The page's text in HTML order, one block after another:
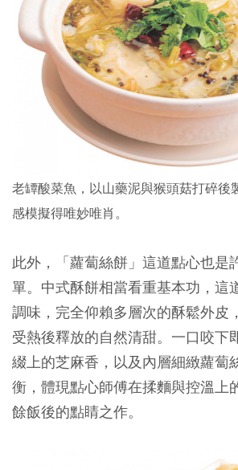
老罈酸菜魚，以山藥泥與猴頭菇打碎後
感模擬得唯妙唯肖。
此外，「蘿蔔絲餅」這道點心也是
單。中式酥餅相當看重基本功，這
調味，完全仰賴多層次的酥鬆外皮
受熱後釋放的自然清甜。一口咬下
綴上的芝麻香，以及內層細緻蘿蔔
衡，體現點心師傅在揉麵與控溫上
餘飯後的點睛之作。